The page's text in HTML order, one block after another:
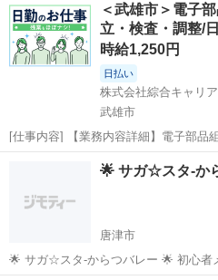
＜武雄市＞電子
立・検査・調整/
時給1,250円
日払い
株式会社綜合キャリ
武雄市
[仕事内容] 【業務内容詳細】電子部品
びその他付随業務└電子部品(セーフテ
【取扱製品情報】セーフティリレー 。＋お仕事探しはコンシェルスタ
武雄市 工場
🌟 サガ☆スタ-か
唐津市
🌟 サガ☆スタ-からつバレー 🌟 初心者メインのエンジョイバレーサー